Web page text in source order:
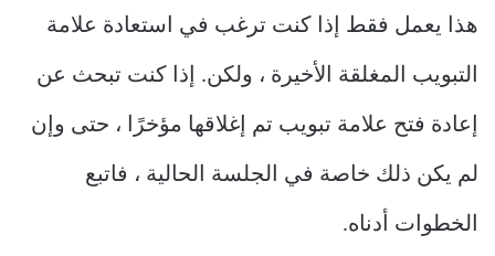
هذا يعمل فقط إذا كنت ترغب في استعادة علامة
التبويب المغلقة الأخيرة ، ولكن. إذا كنت تبحث عن
إعادة فتح علامة تبويب تم إغلاقها مؤخرًا ، حتى وإن
لم يكن ذلك خاصة في الجلسة الحالية ، فاتبع
الخطوات أدناه.